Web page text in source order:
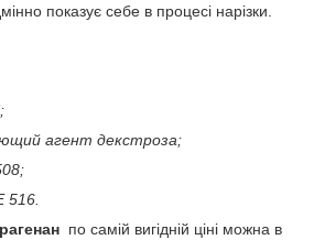
показує себе в процесі нарізки.
агент декстроза;
516.
по самій вигідній ціні можна в